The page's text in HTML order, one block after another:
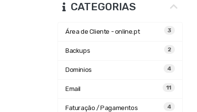
CATEGORIAS
3
Área de Cliente - online.pt
2
Backups
4
Dominios
11
Email
4
Faturação / Pagamentos